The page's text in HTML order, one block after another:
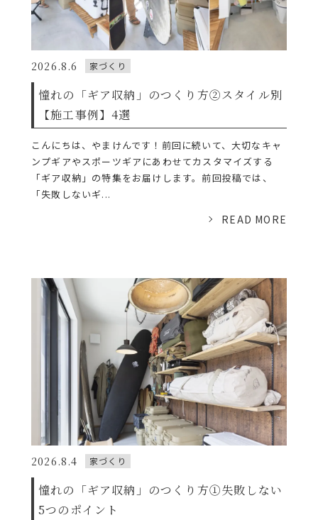
2026.8.6 家づくり
憧れの「ギア収納」のつくり方②スタイル別
【施工事例】4選
こんにちは、やまけんです！前回に続いて、大切なキャ
ンプギアやスポーツギアにあわせてカスタマイズする
「ギア収納」の特集をお届けします。前回投稿では、
「失敗しないギ...
READ MORE
2026.8.4 家づくり
憧れの「ギア収納」のつくり方①失敗しない
5つのポイント